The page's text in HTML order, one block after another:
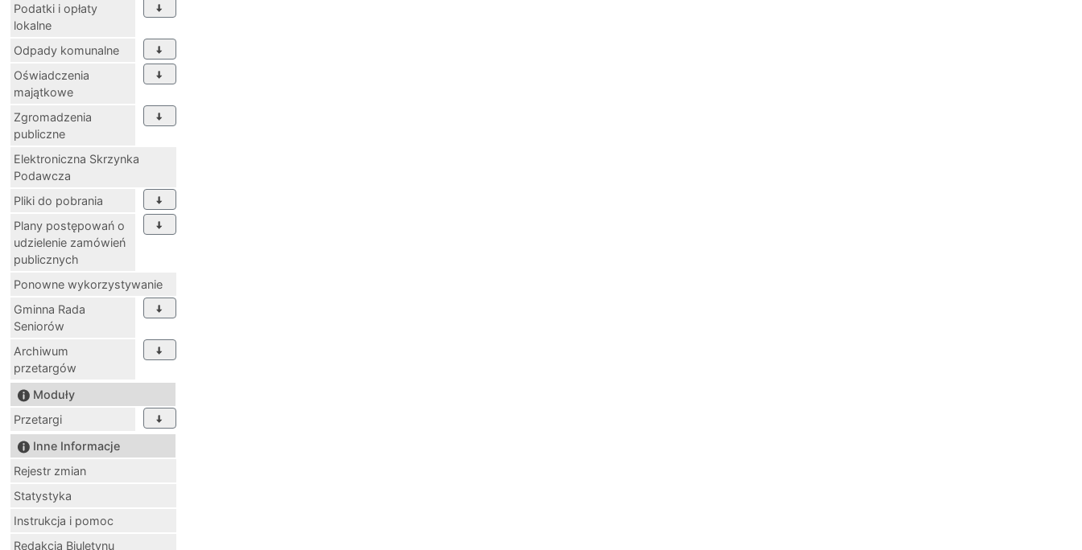
Podatki i opłaty
lokalne
Odpady komunalne
Oświadczenia
majątkowe
Zgromadzenia
publiczne
Elektroniczna Skrzynka
Podawcza
Pliki do pobrania
Plany postępowań o
udzielenie zamówień
publicznych
Ponowne wykorzystywanie
Gminna Rada
Seniorów
Archiwum
przetargów
Moduły
Przetargi
Inne Informacje
Rejestr zmian
Statystyka
Instrukcja i pomoc
Redakcja Biuletynu